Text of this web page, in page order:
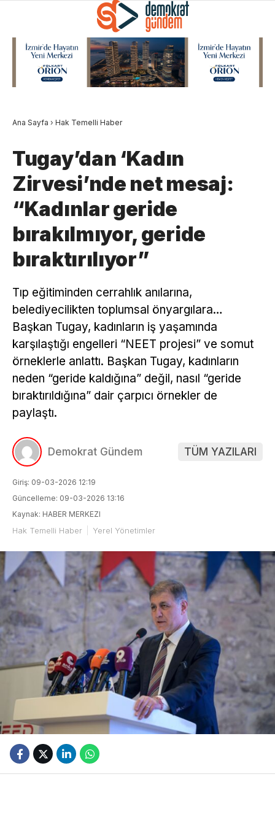
Ana Sayfa › Hak Temelli Haber
Tugay’dan ‘Kadın
Zirvesi’nde net mesaj:
“Kadınlar geride
bırakılmıyor, geride
bıraktırılıyor”
Tıp eğitiminden cerrahlık anılarına,
belediyecilikten toplumsal önyargılara…
Başkan Tugay, kadınların iş yaşamında
karşılaştığı engelleri “NEET projesi” ve somut
örneklerle anlattı. Başkan Tugay, kadınların
neden “geride kaldığına” değil, nasıl “geride
bıraktırıldığına” dair çarpıcı örnekler de
paylaştı.
Demokrat Gündem TÜM YAZILARI
Giriş: 09-03-2026 12:19
Güncelleme: 09-03-2026 13:16
Kaynak: HABER MERKEZI
Hak Temelli Haber Yerel Yönetimler